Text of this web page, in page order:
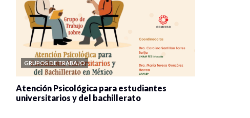
GRUPOS DE TRABAJO
Atención Psicológica para estudiantes
universitarios y del bachillerato